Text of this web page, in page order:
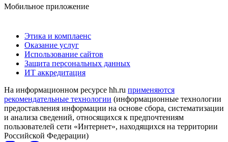
Мобильное приложение
Этика и комплаенс
Оказание услуг
Использование сайтов
Защита персональных данных
ИТ аккредитация
На информационном ресурсе hh.ru применяются
рекомендательные технологии (информационные технологии
предоставления информации на основе сбора, систематизации
и анализа сведений, относящихся к предпочтениям
пользователей сети «Интернет», находящихся на территории
Российской Федерации)